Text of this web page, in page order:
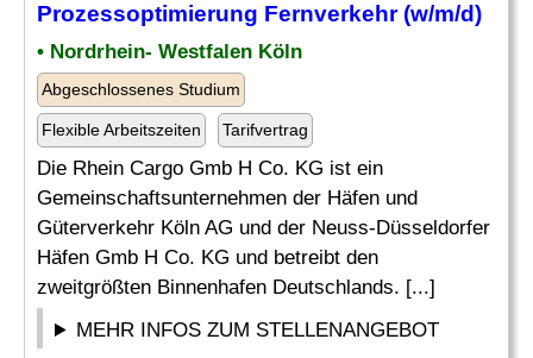
Prozessoptimierung Fernverkehr (w/m/d)
• Nordrhein- Westfalen Köln
Abgeschlossenes Studium
Flexible Arbeitszeiten Tarifvertrag
Die Rhein Cargo Gmb H Co. KG ist ein
Gemeinschaftsunternehmen der Häfen und
Güterverkehr Köln AG und der Neuss-Düsseldorfer
Häfen Gmb H Co. KG und betreibt den
zweitgrößten Binnenhafen Deutschlands. [...]
MEHR INFOS ZUM STELLENANGEBOT